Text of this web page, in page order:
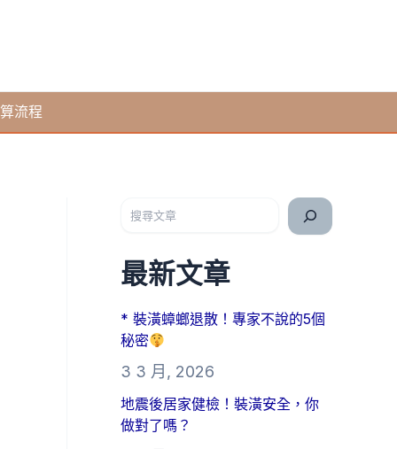
流程
最新文章
* 裝潢蟑螂退散！專家不說的5個
秘密
3 3 月, 2026
地震後居家健檢！裝潢安全，你
做對了嗎？